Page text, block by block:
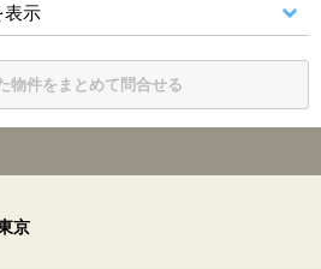
表示
物件をまとめて問合せる
京